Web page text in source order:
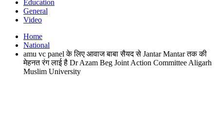
Education
General
Video
Home
National
amu vc panel के लिए आवाज बाबा सैयद से Jantar Mantar तक की
मेहनत रंग लाई है Dr Azam Beg Joint Action Committee Aligarh
Muslim University